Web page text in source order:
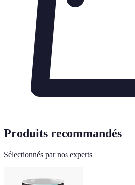
Produits recommandés
Sélectionnés par nos experts